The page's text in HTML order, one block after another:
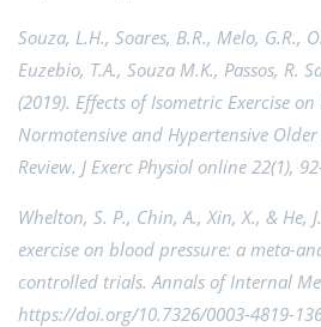
Souza, L.H., Soares, B.R., Melo, G.R.,
Euzebio, T.A., Souza M.K., Passos, R.
(2019). Effects of Isometric Exercise
Normotensive and Hypertensive
Review. J Exerc Physiol online 22(1),
Whelton, S. P., Chin, A., Xin, X., & He,
exercise on blood pressure: a meta-
controlled trials. Annals of Internal
https://doi.org/10.7326/0003-4819-